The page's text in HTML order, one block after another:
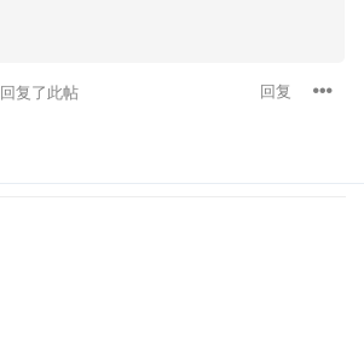
回复
回复了此帖